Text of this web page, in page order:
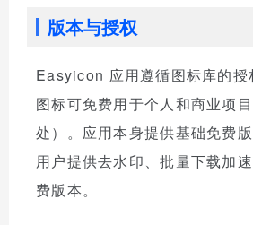
版本与授权
Easyicon 应用遵循图标库的授
图标可免费用于个人和商业项
处）。应用本身提供基础免费
用户提供去水印、批量下载加
费版本。